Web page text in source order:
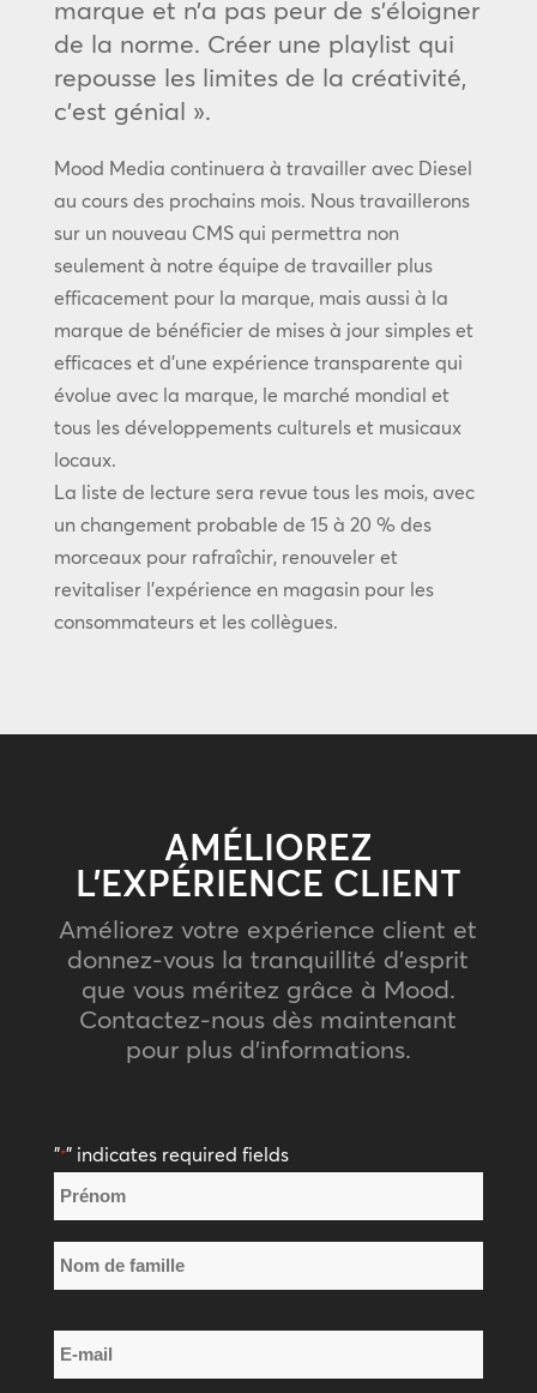
marque et n’a pas peur de s’éloigner
de la norme. Créer une playlist qui
repousse les limites de la créativité,
c’est génial ».
Mood Media continuera à travailler avec Diesel
au cours des prochains mois. Nous travaillerons
sur un nouveau CMS qui permettra non
seulement à notre équipe de travailler plus
efficacement pour la marque, mais aussi à la
marque de bénéficier de mises à jour simples et
efficaces et d’une expérience transparente qui
évolue avec la marque, le marché mondial et
tous les développements culturels et musicaux
locaux.
La liste de lecture sera revue tous les mois, avec
un changement probable de 15 à 20 % des
morceaux pour rafraîchir, renouveler et
revitaliser l’expérience en magasin pour les
consommateurs et les collègues.
AMÉLIOREZ
L’EXPÉRIENCE CLIENT
Améliorez votre expérience client et
donnez-vous la tranquillité d’esprit
que vous méritez grâce à Mood.
Contactez-nous dès maintenant
pour plus d’informations.
"*" indicates required fields
Nom
*
Prénom
de
E-
mail